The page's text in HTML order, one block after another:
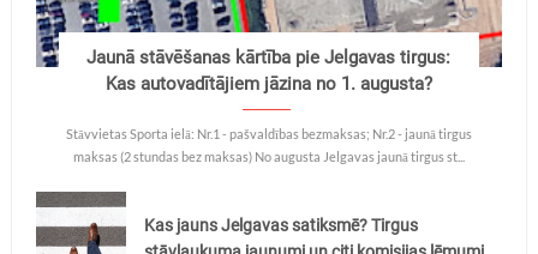
Jaunā stāvēšanas kārtība pie Jelgavas tirgus:
Kas autovadītājiem jāzina no 1. augusta?
Stāvvietas Sporta ielā: Nr.1 - pašvaldības bezmaksas; Nr.2 - jaunā tirgus
maksas (2 stundas bez maksas) No augusta Jelgavas jaunā tirgus st...
Kas jauns Jelgavas satiksmē? Tirgus